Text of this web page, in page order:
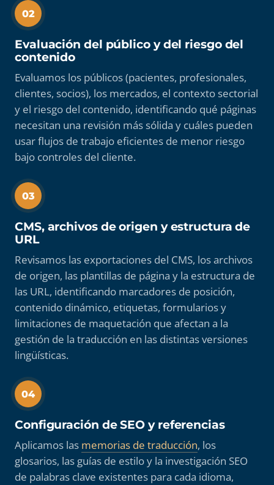
02
Evaluación del público y del riesgo del
contenido
Evaluamos los públicos (pacientes, profesionales,
clientes, socios), los mercados, el contexto sectorial
y el riesgo del contenido, identificando qué páginas
necesitan una revisión más sólida y cuáles pueden
usar flujos de trabajo eficientes de menor riesgo
bajo controles del cliente.
03
CMS, archivos de origen y estructura de
URL
Revisamos las exportaciones del CMS, los archivos
de origen, las plantillas de página y la estructura de
las URL, identificando marcadores de posición,
contenido dinámico, etiquetas, formularios y
limitaciones de maquetación que afectan a la
gestión de la traducción en las distintas versiones
lingüísticas.
04
Configuración de SEO y referencias
Aplicamos las memorias de traducción, los
glosarios, las guías de estilo y la investigación SEO
de palabras clave existentes para cada idioma,